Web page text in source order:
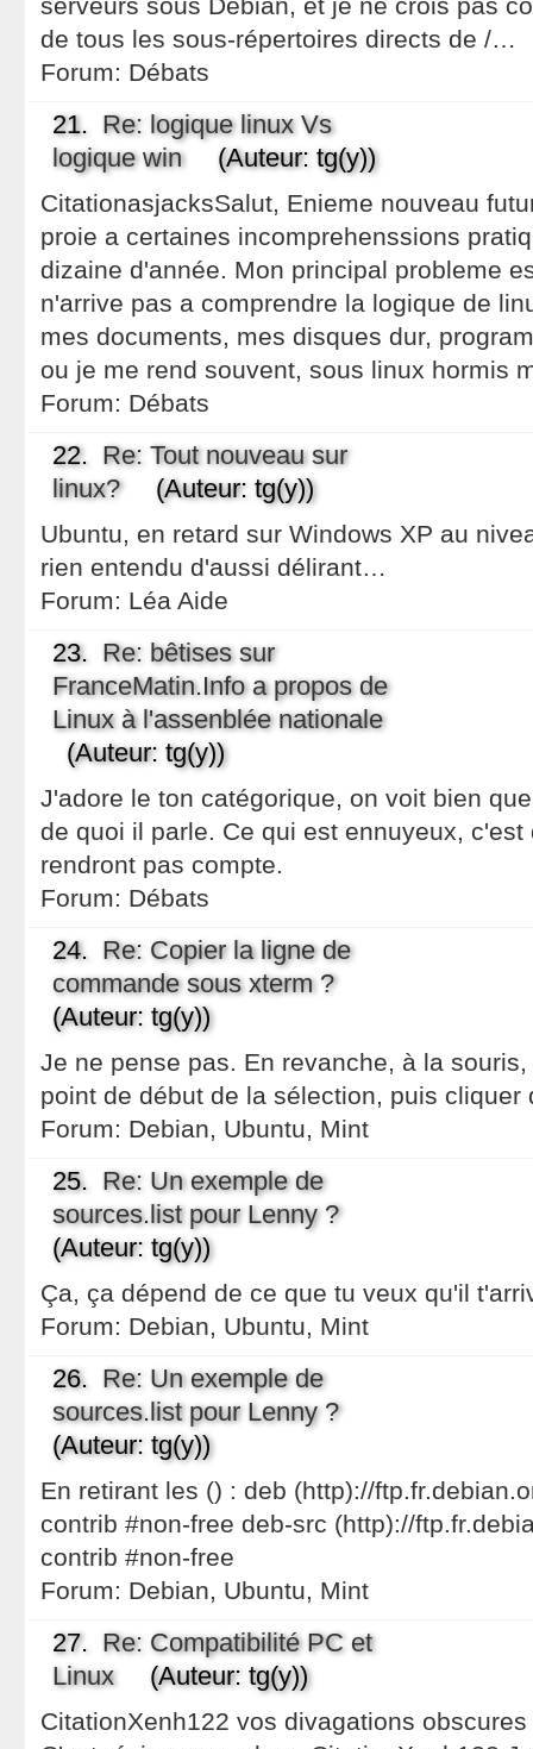
de tous les sous-répertoires directs de /…
Forum: Débats
21. Re: logique linux Vs
logique win(Auteur: tg(y))
CitationasjacksSalut, Enieme nouveau
proie a certaines incomprehenssions
dizaine d'année. Mon principal probleme
n'arrive pas a comprendre la logique de
mes documents, mes disques dur,
ou je me rend souvent, sous linux hormis
Forum: Débats
22. Re: Tout nouveau sur
linux?(Auteur: tg(y))
Ubuntu, en retard sur Windows XP au
rien entendu d'aussi délirant…
Forum: Léa Aide
23. Re: bêtises sur
FranceMatin.Info a propos de
Linux à l'assenblée nationale
(Auteur: tg(y))
J'adore le ton catégorique, on voit bien
de quoi il parle. Ce qui est ennuyeux,
rendront pas compte.
Forum: Débats
24. Re: Copier la ligne de
commande sous xterm ?
(Auteur: tg(y))
Je ne pense pas. En revanche, à la
point de début de la sélection, puis cliquer
Forum: Debian, Ubuntu, Mint
25. Re: Un exemple de
sources.list pour Lenny ?
(Auteur: tg(y))
Ça, ça dépend de ce que tu veux qu'il
Forum: Debian, Ubuntu, Mint
26. Re: Un exemple de
sources.list pour Lenny ?
(Auteur: tg(y))
En retirant les () : deb (http)://
contrib #non-free deb-src (http)://
contrib #non-free
Forum: Debian, Ubuntu, Mint
27. Re: Compatibilité PC et
Linux(Auteur: tg(y))
CitationXenh122 vos divagations